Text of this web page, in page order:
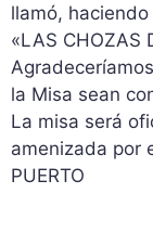
llamó,
«LAS CHOZAS
la Misa sean
La misa será
amenizada por
PUERTO